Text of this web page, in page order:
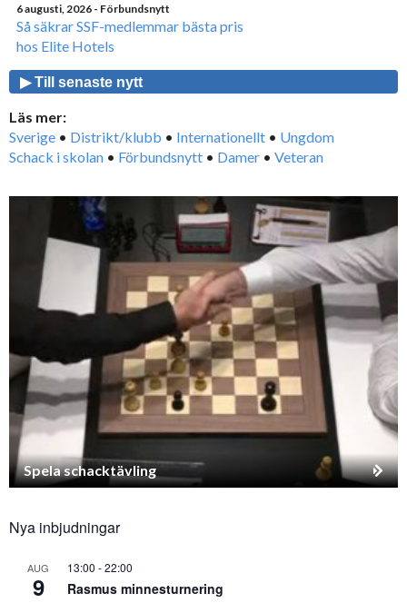
6 augusti, 2026 - Förbundsnytt
Så säkrar SSF-medlemmar bästa pris
hos Elite Hotels
▶ Till senaste nytt
Läs mer:
Sverige • Distrikt/klubb • Internationellt • Ungdom
Schack i skolan • Förbundsnytt • Damer • Veteran
Spela schacktävling
Nya inbjudningar
AUG
9
13:00 -22:00
Rasmus minnesturnering